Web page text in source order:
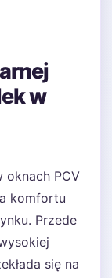
w
oknach PCV
komfortu
Przede
się na